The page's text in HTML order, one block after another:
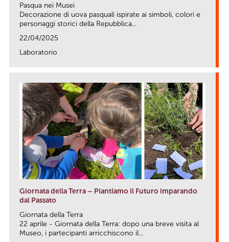
Pasqua nei Musei
Decorazione di uova pasquali ispirate ai simboli, colori e
personaggi storici della Repubblica...
22/04/2025
Laboratorio
Giornata della Terra – Piantiamo il Futuro imparando
dal Passato
Giornata della Terra
22 aprile - Giornata della Terra: dopo una breve visita al
Museo, i partecipanti arricchiscono il...